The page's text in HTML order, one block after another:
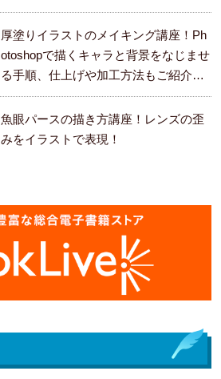
厚塗りイラストのメイキング講座！Ph
otoshopで描くキャラと背景をなじませ
る手順、仕上げや加工方法もご紹介し
ます。
魚眼パースの描き方講座！レンズの歪
みをイラストで表現！